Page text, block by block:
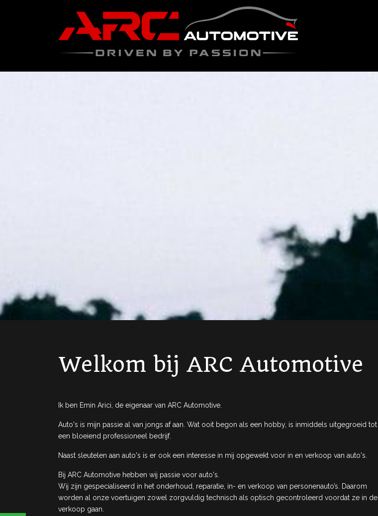
Welkom bij ARC Automotive
Ik ben Emin Arici, de eigenaar van ARC Automotive.
Auto's is mijn passie al van jongs af aan. Wat ooit begon als een hobby, is inmiddels uitgegroeid tot
een bloeiend professioneel bedrijf.
Naast sleutelen aan auto's is er ook een interesse in mij opgewekt voor in en verkoop van auto's.
Bij ARC Automotive hebben wij passie voor auto's.
Wij zijn gespecialiseerd in het onderhoud, reparatie, in- en verkoop van personenauto’s. Daarom
worden al onze voertuigen zowel zorgvuldig technisch als optisch gecontroleerd voordat ze in de
verkoop gaan.